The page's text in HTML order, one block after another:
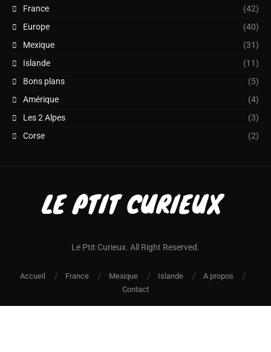
France
(42)
Europe
(40)
Mexique
(31)
Islande
(11)
Bons plans
(5)
Amérique
(4)
Les 2 Alpes
(3)
Corse
(2)
Le Ptit Curieux. All Right Reserved.
Accueil France Mexique Islande
A propos
Contact